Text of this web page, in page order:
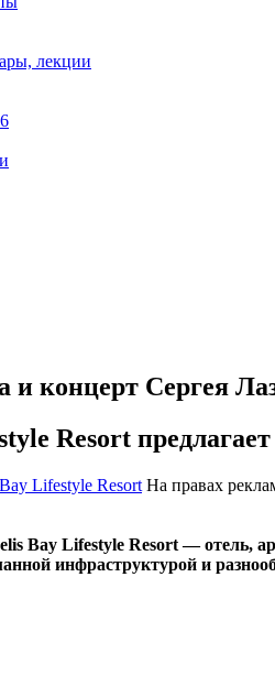
лекции
и концерт Сергея
Resort
Lifestyle Resort На правах
Bay Lifestyle Resort — отель,
инфраструктурой и